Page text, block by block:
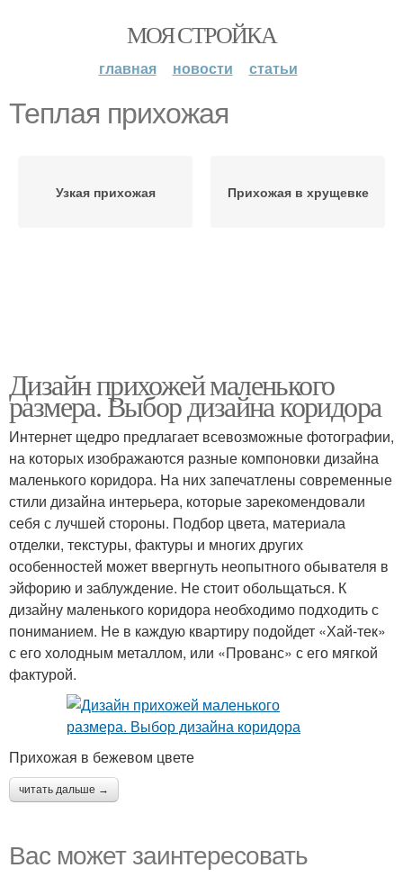
МОЯ СТРОЙКА
главная новости статьи
Теплая прихожая
Узкая прихожая Прихожая в хрущевке
Дизайн прихожей маленького
размера. Выбор дизайна коридора
Интернет щедро предлагает всевозможные фотографии,
на которых изображаются разные компоновки дизайна
маленького коридора. На них запечатлены современные
стили дизайна интерьера, которые зарекомендовали
себя с лучшей стороны. Подбор цвета, материала
отделки, текстуры, фактуры и многих других
особенностей может ввергнуть неопытного обывателя в
эйфорию и заблуждение. Не стоит обольщаться. К
дизайну маленького коридора необходимо подходить с
пониманием. Не в каждую квартиру подойдет «Хай-тек»
с его холодным металлом, или «Прованс» с его мягкой
фактурой.
Прихожая в бежевом цвете
читать дальше →
Вас может заинтересовать